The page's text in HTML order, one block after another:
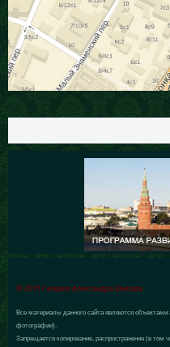
© 2015 Галерея Александра Шилова
Все материалы данного сайта являются объектами
фотографии).
Запрещается копирование, распространение (в том